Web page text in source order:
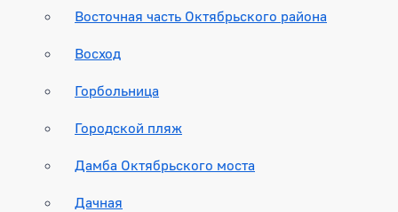
Восточная часть Октябрьского района
Восход
Горбольница
Городской пляж
Дамба Октябрьского моста
Дачная